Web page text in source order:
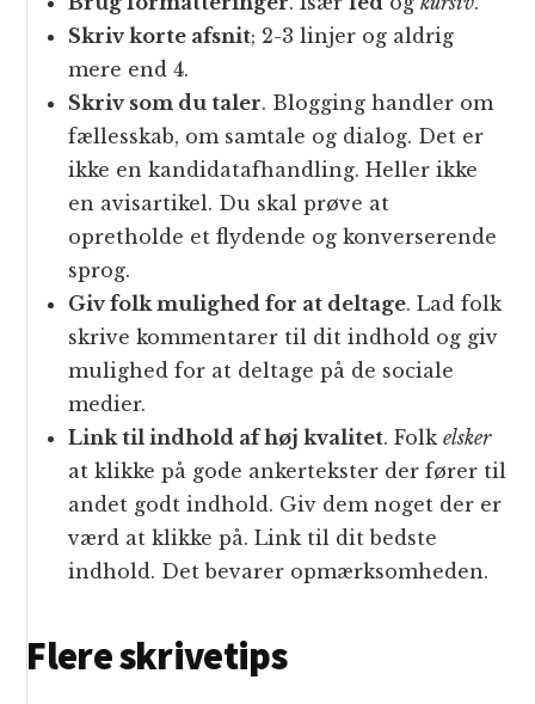
Skriv korte afsnit; 2-3 linjer og aldrig
mere end 4.
Skriv som du taler. Blogging handler om
fællesskab, om samtale og dialog. Det er
ikke en kandidatafhandling. Heller ikke
en avisartikel. Du skal prøve at
opretholde et flydende og konverserende
sprog.
Giv folk mulighed for at deltage. Lad folk
skrive kommentarer til dit indhold og giv
mulighed for at deltage på de sociale
medier.
Link til indhold af høj kvalitet. Folkelsker
at klikke på gode ankertekster der fører til
andet godt indhold. Giv dem noget der er
værd at klikke på. Link til dit bedste
indhold. Det bevarer opmærksomheden.
Flere skrivetips